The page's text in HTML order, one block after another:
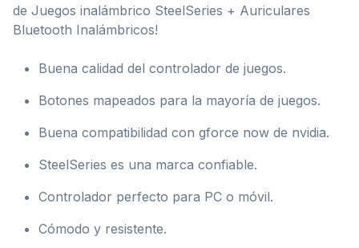
de Juegos inalámbrico SteelSeries + Auriculares
Bluetooth Inalámbricos!
Buena calidad del controlador de juegos.
Botones mapeados para la mayoría de juegos.
Buena compatibilidad con gforce now de nvidia.
SteelSeries es una marca confiable.
Controlador perfecto para PC o móvil.
Cómodo y resistente.